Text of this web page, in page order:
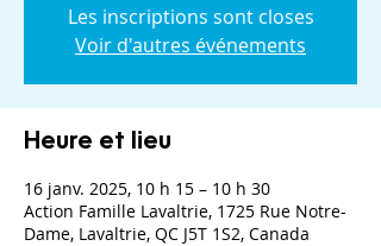
Les inscriptions sont closes
Voir d'autres événements
Heure et lieu
16 janv. 2025, 10 h 15 – 10 h 30
Action Famille Lavaltrie, 1725 Rue Notre-
Dame, Lavaltrie, QC J5T 1S2, Canada